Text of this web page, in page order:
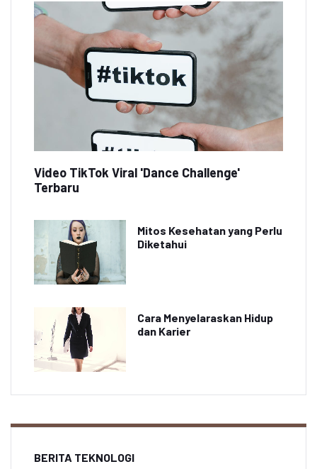
Video TikTok Viral 'Dance Challenge'
Terbaru
Mitos Kesehatan yang Perlu
Diketahui
Cara Menyelaraskan Hidup
dan Karier
BERITA TEKNOLOGI